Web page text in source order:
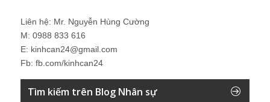
Liên hệ: Mr. Nguyễn Hùng Cường
M: 0988 833 616
E: kinhcan24@gmail.com
Fb: fb.com/kinhcan24
Tìm kiếm trên Blog Nhân sự